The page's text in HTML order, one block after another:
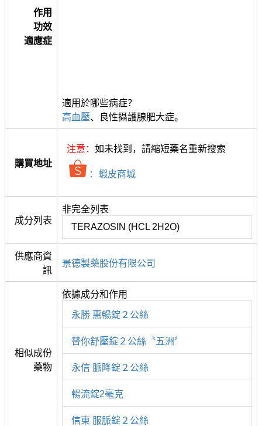
作用
功效
適應症
適用於哪些病症？
高血壓、良性攝護腺肥大症。
購買地址
注意： 如未找到，請縮短藥名重新搜索
：蝦皮商城
成分列表
非完全列表
TERAZOSIN (HCL 2H2O)
供應商資
訊
景德製藥股份有限公司
相似成份
藥物
依據成分和作用
永勝 惠暢錠２公絲
替你舒壓錠２公絲〝五洲〞
永信 脈降錠２公絲
暢流錠2毫克
信東 服脈錠２公絲